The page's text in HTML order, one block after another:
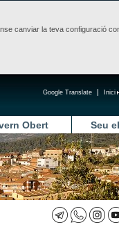
canviar la teva configuració
Inici
Google Translate
Obert Seu